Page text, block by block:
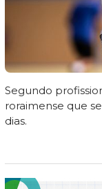
Segundo
roraimense que
dias.